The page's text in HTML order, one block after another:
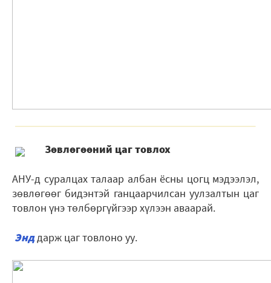
Зѳвлѳгѳѳний цаг товлох
АНУ-д суралцах талаар албан ёсны цогц мэдээлэл,
зөвлөгөөг бидэнтэй ганцаарчилсан уулзалтын цаг
товлон үнэ тѳлбѳргүйгээр хүлээн аваарай.
Энддарж цаг товлоно уу.